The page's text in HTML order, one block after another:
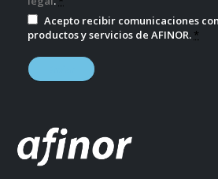
Acepto recibir comunicaciones
productos y servicios de AFINOR. *